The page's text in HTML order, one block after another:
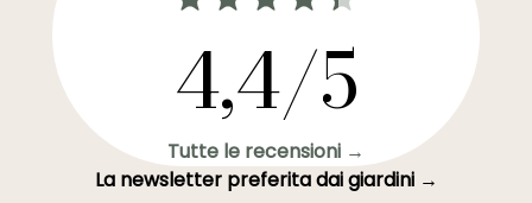
4,4/5
Tutte le recensioni →
La newsletter preferita dai giardini →